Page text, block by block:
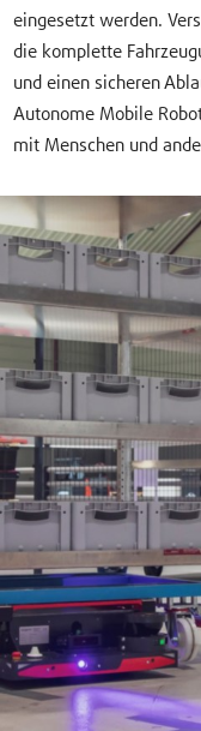
eingesetzt werden.
die komplette
und einen sicheren
Autonome Mobile
mit Menschen und